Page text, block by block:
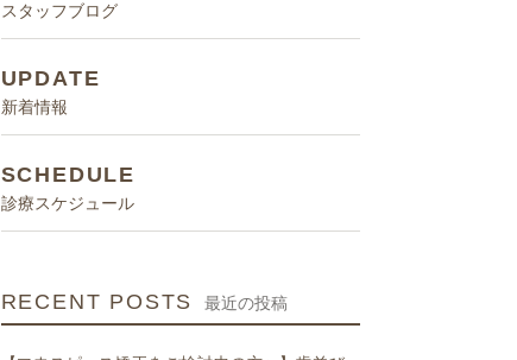
スタッフブログ
UPDATE
新着情報
SCHEDULE
診療スケジュール
RECENT POSTS 最近の投稿